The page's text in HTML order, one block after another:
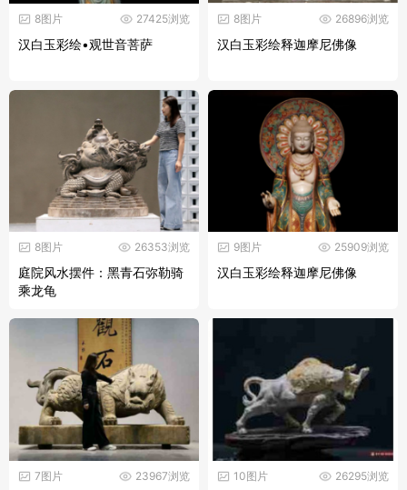
27425浏览
8图片
汉白玉彩绘•观世音菩萨
26896浏览
8图片
汉白玉彩绘释迦摩尼佛像
26353浏览
8图片
庭院风水摆件：黑青石弥勒骑
乘龙龟
25909浏览
9图片
汉白玉彩绘释迦摩尼佛像
23967浏览
7图片 26295浏览
10图片